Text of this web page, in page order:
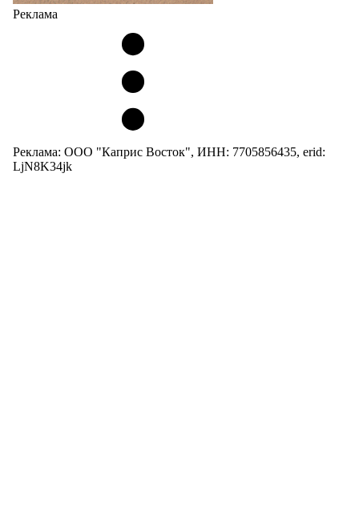
Реклама
Реклама: ООО "Каприс Восток", ИНН: 7705856435, erid:
LjN8K34jk